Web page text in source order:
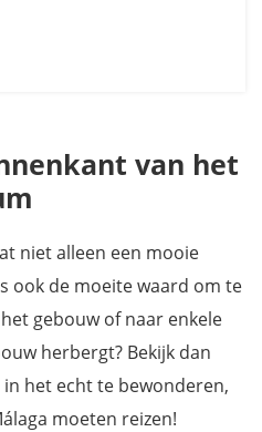
van het
niet alleen een mooie
ook de moeite waard om te
gebouw of naar enkele
herbergt? Bekijk dan
het echt te bewonderen,
moeten reizen!